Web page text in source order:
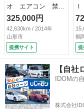
オ エアコン 禁煙
車 キーレス 電動
格納ミラー ＣＤ
アイドリングストッ
プ 横滑り防止
（検9.2）
325,000円
42,630km / 2014年
山形市
提携サイト
害
煙
ド
備
鶴
提
【自社
IDOMの
株式会社